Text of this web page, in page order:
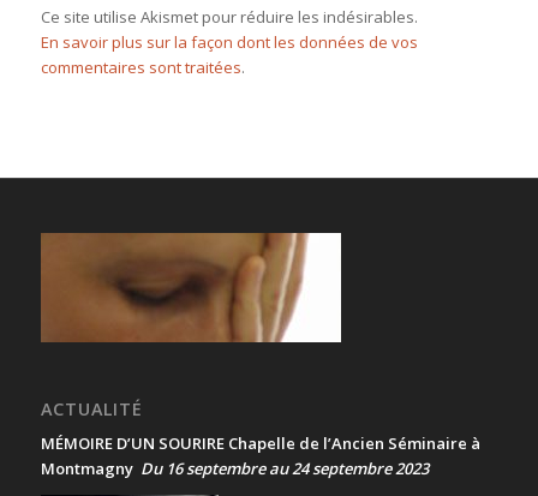
Ce site utilise Akismet pour réduire les indésirables.
En savoir plus sur la façon dont les données de vos
commentaires sont traitées.
ACTUALITÉ
MÉMOIRE D’UN SOURIRE Chapelle de l’Ancien Séminaire à
Montmagny Du 16 septembre au 24 septembre 2023